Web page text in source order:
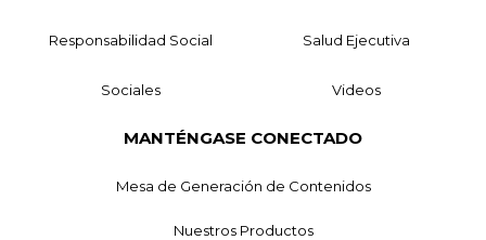
Responsabilidad Social Salud Ejecutiva
Sociales Videos
MANTÉNGASE CONECTADO
Mesa de Generación de Contenidos
Nuestros Productos